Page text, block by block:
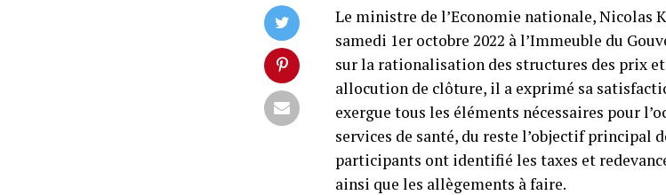
Le ministre de l’Economie nationale, Nicolas
samedi 1er octobre 2022 à l’Immeuble du
sur la rationalisation des structures des prix et
allocution de clôture, il a exprimé sa
exergue tous les éléments nécessaires pour
services de santé, du reste l’objectif principal
participants ont identifié les taxes et
ainsi que les allègements à faire.